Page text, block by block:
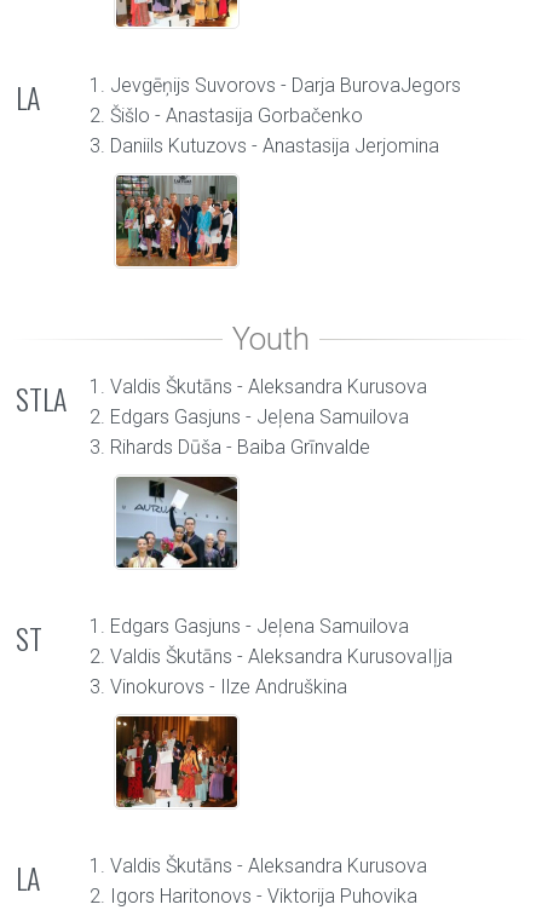
LA
1. Jevgēņijs Suvorovs - Darja BurovaJegors
2. Šišlo - Anastasija Gorbačenko
3. Daniils Kutuzovs - Anastasija Jerjomina
STLA
1. Valdis Škutāns - Aleksandra Kurusova
2. Edgars Gasjuns - Jeļena Samuilova
3. Rihards Dūša - Baiba Grīnvalde
ST
1. Edgars Gasjuns - Jeļena Samuilova
2. Valdis Škutāns - Aleksandra KurusovaIļja
3. Vinokurovs - Ilze Andruškina
LA
1. Valdis Škutāns - Aleksandra Kurusova
2. Igors Haritonovs - Viktorija Puhovika